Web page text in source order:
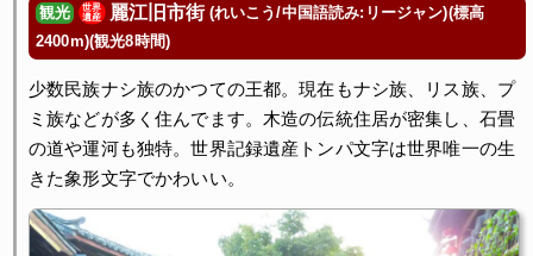
観光
世界
遺産
麗江旧市街 (れいこう/中国語読み:リージャン)(標高
2400m)(観光8時間)
少数民族ナシ族のかつての王都。現在もナシ族、リス族、プ
ミ族などが多く住んでます。木造の伝統住居が密集し、石畳
の道や運河も独特。世界記録遺産トンパ文字は世界唯一の生
きた象形文字でかわいい。